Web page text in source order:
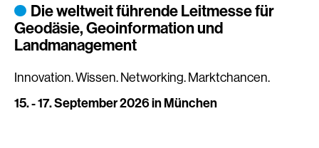
Die weltweit führende Leitmesse für
Geodäsie, Geoinformation und
Landmanagement
Innovation. Wissen. Networking. Marktchancen.
15. - 17. September 2026 in München